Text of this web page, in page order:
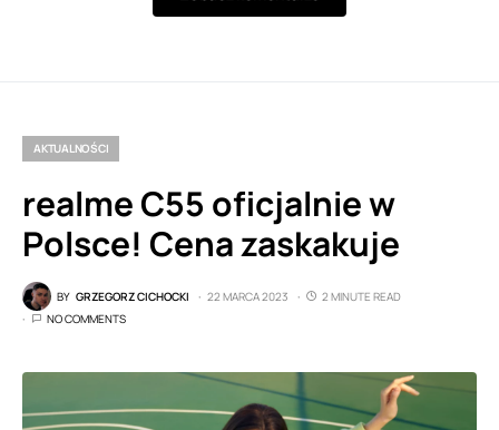
AKTUALNOŚCI
realme C55 oficjalnie w
Polsce! Cena zaskakuje
BY GRZEGORZ CICHOCKI 22 MARCA 2023
2 MINUTE READ
NO COMMENTS